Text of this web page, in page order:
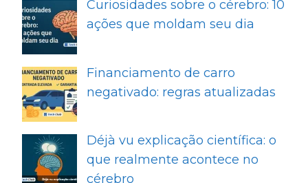
Curiosidades sobre o cérebro: 10
ações que moldam seu dia
Financiamento de carro
negativado: regras atualizadas
Déjà vu explicação científica: o
que realmente acontece no
cérebro